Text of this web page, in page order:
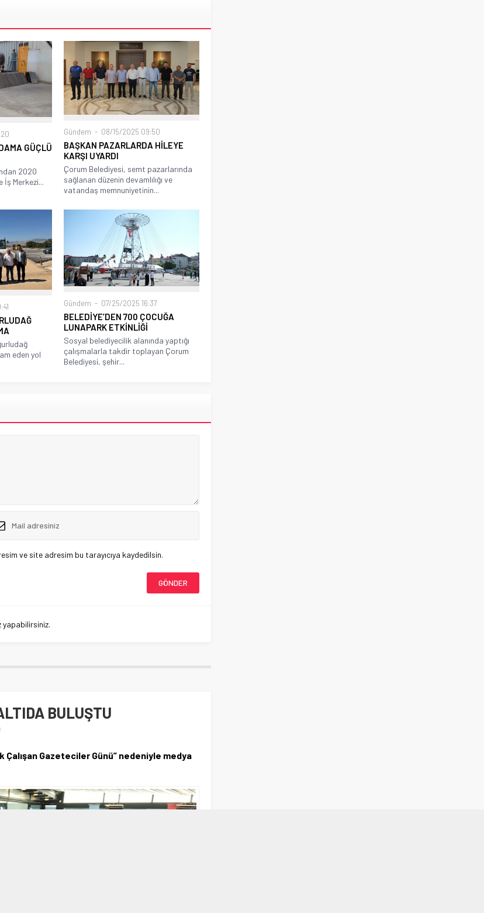
GÜÇLÜ
2020
İş Merkezi...
Gündem 08/15/2025 09:50
BAŞKAN PAZARLARDA HİLEYE
KARŞI UYARDI
Çorum Belediyesi, semt pazarlarında
sağlanan düzenin devamlılığı ve
vatandaş memnuniyetinin...
eden yol
Gündem 07/25/2025 16:37
BELEDİYE’DEN 700 ÇOCUĞA
LUNAPARK ETKİNLİĞİ
Sosyal belediyecilik alanında yaptığı
çalışmalarla takdir toplayan Çorum
Belediyesi, şehir...
ve site adresim bu tarayıcıya kaydedilsin.
yapabilirsiniz.
BULUŞTU
Çalışan Gazeteciler Günü” nedeniyle medya